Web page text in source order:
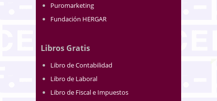
Puromarketing
Fundación HERGAR
Libros Gratis
Libro de Contabilidad
Libro de Laboral
Libro de Fiscal e Impuestos